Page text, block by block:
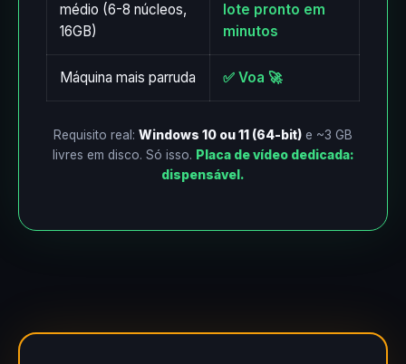
médio (6-8 núcleos,
16GB)
lote pronto em
minutos
Máquina mais parruda ✅ Voa 🚀
Requisito real: Windows 10 ou 11 (64-bit) e ~3 GB
livres em disco. Só isso. Placa de vídeo dedicada:
dispensável.